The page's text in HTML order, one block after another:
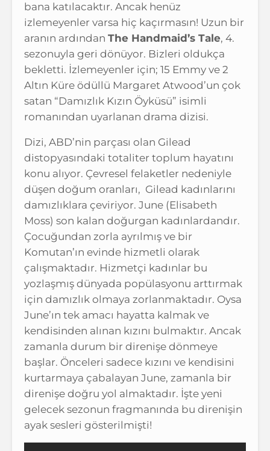
bana katılacaktır. Ancak henüz
izlemeyenler varsa hiç kaçırmasın! Uzun bir
aranın ardından The Handmaid’s Tale, 4.
sezonuyla geri dönüyor. Bizleri oldukça
bekletti. İzlemeyenler için; 15 Emmy ve 2
Altın Küre ödüllü Margaret Atwood’un çok
satan “Damızlık Kızın Öyküsü” isimli
romanından uyarlanan drama dizisi.
Dizi, ABD’nin parçası olan Gilead
distopyasındaki totaliter toplum hayatını
konu alıyor. Çevresel felaketler nedeniyle
düşen doğum oranları, Gilead kadınlarını
damızlıklara çeviriyor. June (Elisabeth
Moss) son kalan doğurgan kadınlardandır.
Çocuğundan zorla ayrılmış ve bir
Komutan’ın evinde hizmetli olarak
çalışmaktadır. Hizmetçi kadınlar bu
yozlaşmış dünyada popülasyonu arttırmak
için damızlık olmaya zorlanmaktadır. Oysa
June’ın tek amacı hayatta kalmak ve
kendisinden alınan kızını bulmaktır. Ancak
zamanla durum bir direnişe dönmeye
başlar. Önceleri sadece kızını ve kendisini
kurtarmaya çabalayan June, zamanla bir
direnişe doğru yol almaktadır. İşte yeni
gelecek sezonun fragmanında bu direnişin
ayak sesleri gösterilmişti!